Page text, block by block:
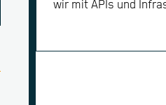
wir mit APIs und